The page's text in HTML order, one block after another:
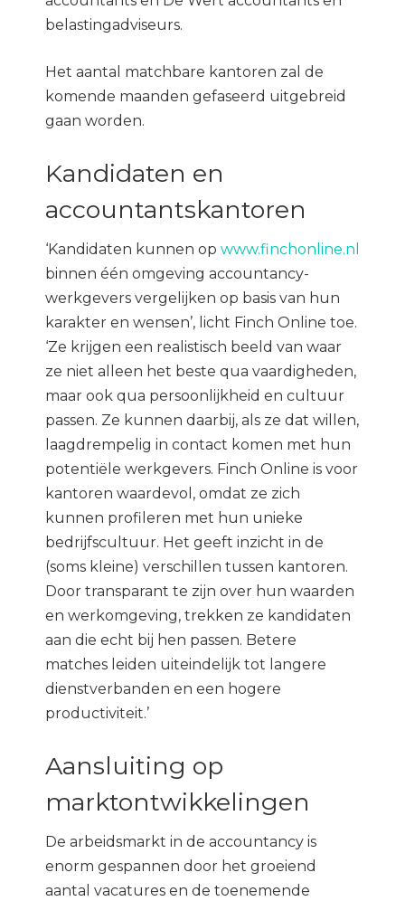
belastingadviseurs.
Het aantal matchbare kantoren zal de
komende maanden gefaseerd uitgebreid
gaan worden.
Kandidaten en
accountantskantoren
‘Kandidaten kunnen op www.finchonline.nl
binnen één omgeving accountancy-
werkgevers vergelijken op basis van hun
karakter en wensen’, licht Finch Online toe.
‘Ze krijgen een realistisch beeld van waar
ze niet alleen het beste qua vaardigheden,
maar ook qua persoonlijkheid en cultuur
passen. Ze kunnen daarbij, als ze dat willen,
laagdrempelig in contact komen met hun
potentiële werkgevers. Finch Online is voor
kantoren waardevol, omdat ze zich
kunnen profileren met hun unieke
bedrijfscultuur. Het geeft inzicht in de
(soms kleine) verschillen tussen kantoren.
Door transparant te zijn over hun waarden
en werkomgeving, trekken ze kandidaten
aan die echt bij hen passen. Betere
matches leiden uiteindelijk tot langere
dienstverbanden en een hogere
productiviteit.’
Aansluiting op
marktontwikkelingen
De arbeidsmarkt in de accountancy is
enorm gespannen door het groeiend
aantal vacatures en de toenemende